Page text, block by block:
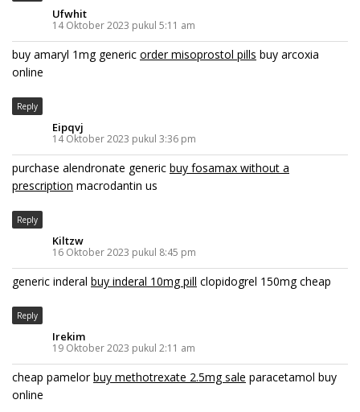
Ufwhit
14 Oktober 2023 pukul 5:11 am
buy amaryl 1mg generic order misoprostol pills buy arcoxia
online
Reply
Eipqvj
14 Oktober 2023 pukul 3:36 pm
purchase alendronate generic buy fosamax without a
prescription macrodantin us
Reply
Kiltzw
16 Oktober 2023 pukul 8:45 pm
generic inderal buy inderal 10mg pill clopidogrel 150mg cheap
Reply
Irekim
19 Oktober 2023 pukul 2:11 am
cheap pamelorbuy methotrexate 2.5mg sale paracetamol buy
online